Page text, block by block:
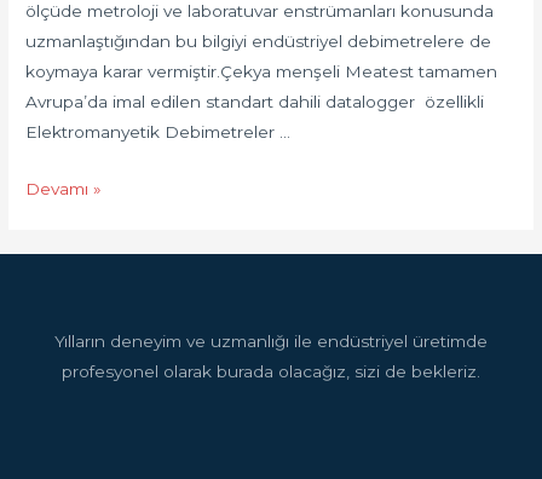
ölçüde metroloji ve laboratuvar enstrümanları konusunda
uzmanlaştığından bu bilgiyi endüstriyel debimetrelere de
koymaya karar vermiştir.Çekya menşeli Meatest tamamen
Avrupa’da imal edilen standart dahili datalogger özellikli
Elektromanyetik Debimetreler …
Devamı »
Yılların deneyim ve uzmanlığı ile endüstriyel üretimde
profesyonel olarak burada olacağız, sizi de bekleriz.